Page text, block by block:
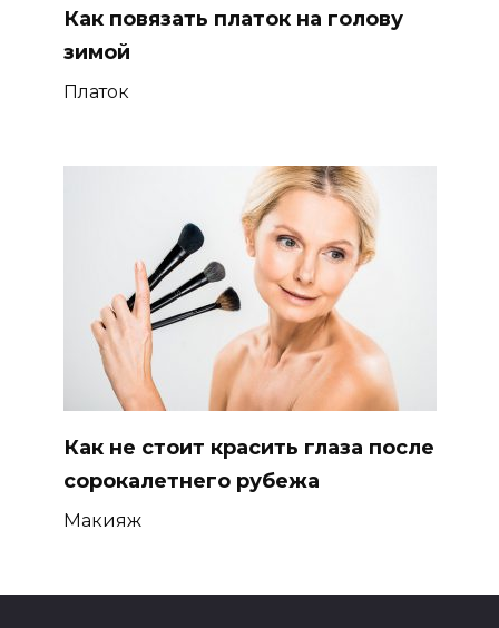
Как повязать платок на голову
зимой
Платок
Как не стоит красить глаза после
сорокалетнего рубежа
Макияж